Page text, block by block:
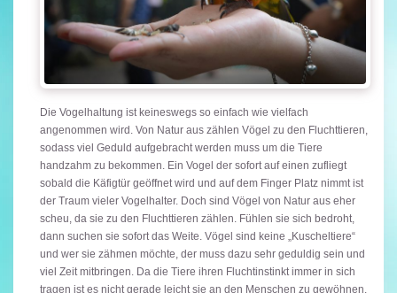
Die Vogelhaltung ist keineswegs so einfach wie vielfach
angenommen wird. Von Natur aus zählen Vögel zu den Fluchttieren,
sodass viel Geduld aufgebracht werden muss um die Tiere
handzahm zu bekommen. Ein Vogel der sofort auf einen zufliegt
sobald die Käfigtür geöffnet wird und auf dem Finger Platz nimmt ist
der Traum vieler Vogelhalter. Doch sind Vögel von Natur aus eher
scheu, da sie zu den Fluchttieren zählen. Fühlen sie sich bedroht,
dann suchen sie sofort das Weite. Vögel sind keine „Kuscheltiere“
und wer sie zähmen möchte, der muss dazu sehr geduldig sein und
viel Zeit mitbringen. Da die Tiere ihren Fluchtinstinkt immer in sich
tragen ist es nicht gerade leicht sie an den Menschen zu gewöhnen.